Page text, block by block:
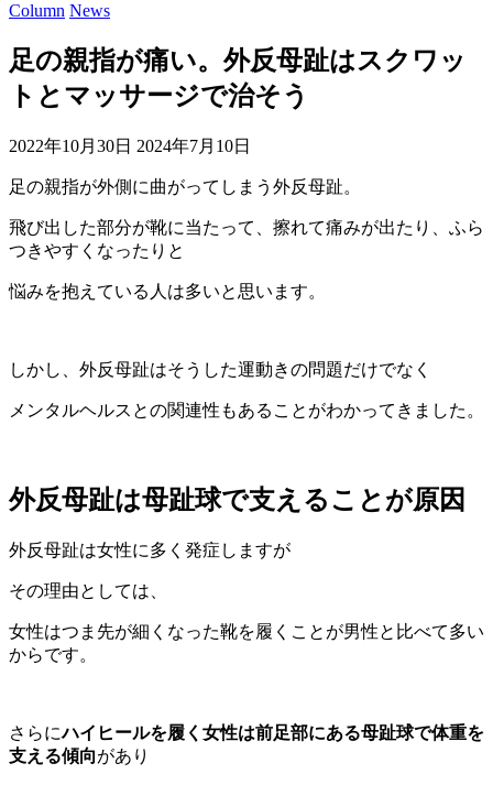
Column News
足の親指が痛い。外反母趾はスクワッ
トとマッサージで治そう
2022年10月30日 2024年7月10日
足の親指が外側に曲がってしまう外反母趾。
飛び出した部分が靴に当たって、擦れて痛みが出たり、ふら
つきやすくなったりと
悩みを抱えている人は多いと思います。
しかし、外反母趾はそうした運動きの問題だけでなく
メンタルヘルスとの関連性もあることがわかってきました。
外反母趾は母趾球で支えることが原因
外反母趾は女性に多く発症しますが
その理由としては、
女性はつま先が細くなった靴を履くことが男性と比べて多い
からです。
さらにハイヒールを履く女性は前足部にある母趾球で体重を
支える傾向があり